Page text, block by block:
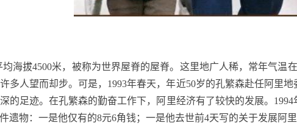
均海拔4500米，被称为世界屋脊的屋脊。这里地广人稀，常年气温
多人望而却步。可是， 1993年春天，年近50岁的孔繁森赴任阿里
的足迹。在孔繁森的勤奋工作下，阿里经济有了较快的发展。 1994
遗物：一是他仅有的8元6角钱；一是他去世前4天写的关于发展阿